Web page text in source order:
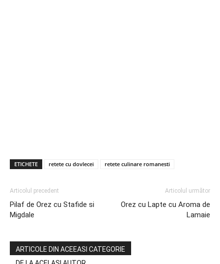
ETICHETE retete cu dovlecei retete culinare romanesti
Articolul precedent
Pilaf de Orez cu Stafide si
Migdale
Articolul următor
Orez cu Lapte cu Aroma de
Lamaie
ARTICOLE DIN ACEEASI CATEGORIE